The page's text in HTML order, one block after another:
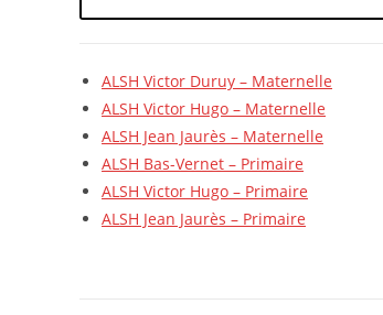
ALSH Victor Duruy – Maternelle
ALSH Victor Hugo – Maternelle
ALSH Jean Jaurès – Maternelle
ALSH Bas-Vernet – Primaire
ALSH Victor Hugo – Primaire
ALSH Jean Jaurès – Primaire